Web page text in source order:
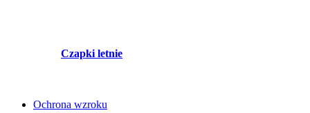
Czapki letnie
Ochrona wzroku